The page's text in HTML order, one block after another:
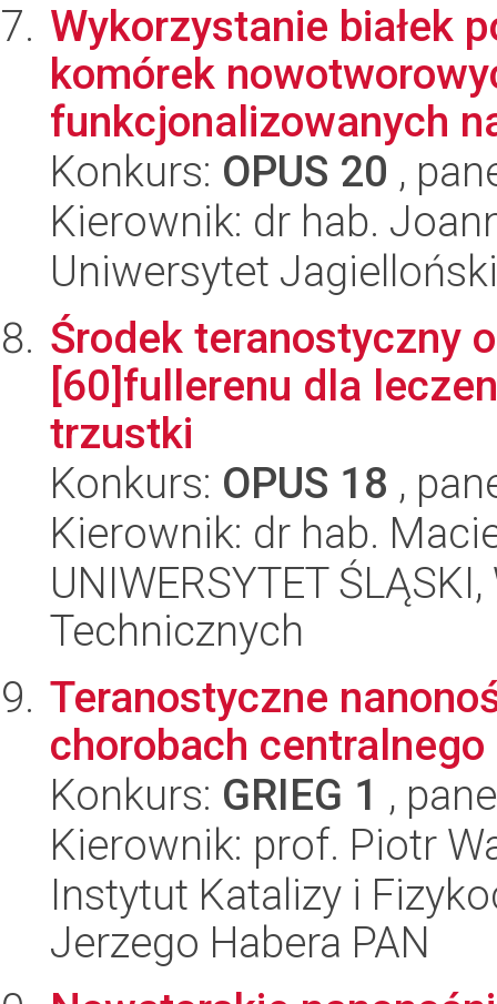
Wykorzystanie białek
komórek
funkcjonalizowanych
Konkurs: OPUS 20 ,
Kierownik: dr hab.
Uniwersytet
Środek teranostyczny
[60]fullerenu dla
trzustki
Konkurs: OPUS 18 ,
Kierownik: dr hab.
UNIWERSYTET
Technicznych
Teranostyczne
chorobach
Konkurs: GRIEG 1 ,
Kierownik: prof. Piotr
Instytut Katalizy i
Jerzego Habera PAN